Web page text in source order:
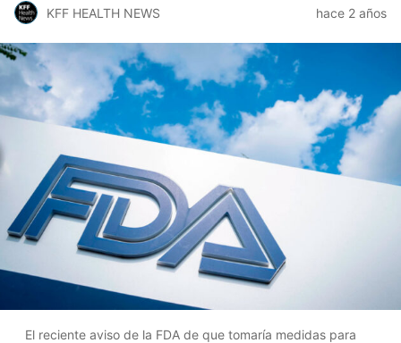
KFF HEALTH NEWS hace 2 años
El reciente aviso de la FDA de que tomaría medidas para